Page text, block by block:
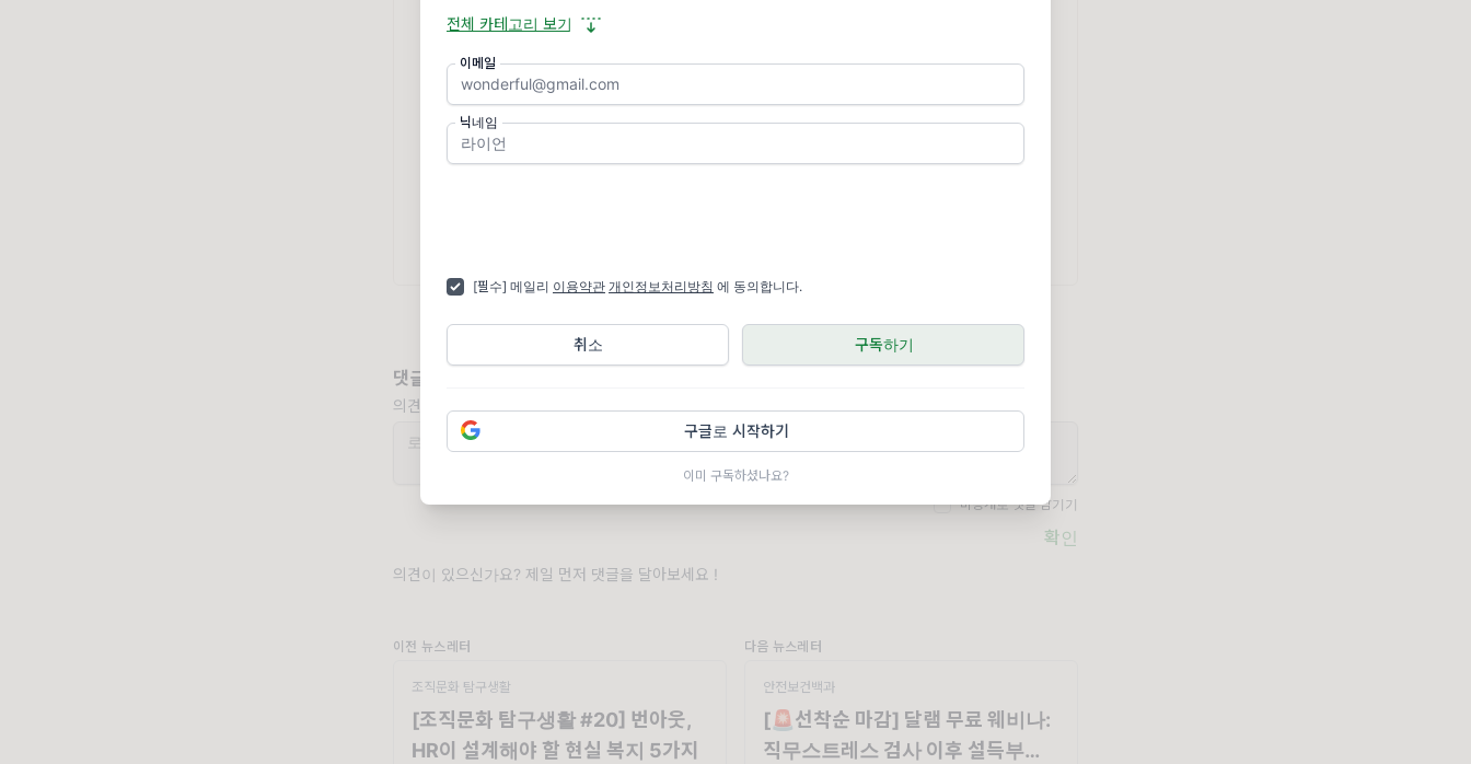
전체 카테고리 보기
이메일
닉네임
[필수] 메일리 이용약관 개인정보처리방침 에 동의합니다.
구독하기
취소
구글로 시작하기
이미 구독하셨나요?
닉네임
✉️
댓글
의견을 남겨주세요
비공개로 댓글 남기기
확인
의견이 있으신가요? 제일 먼저 댓글을 달아보세요 !
이전 뉴스레터
조직문화 탐구생활
[조직문화 탐구생활 #20] 번아웃,
HR이 설계해야 할 현실 복지 5가지
다음 뉴스레터
안전보건백과
[🚨선착순 마감] 달램 무료 웨비나:
직무스트레스 검사 이후 설득부터